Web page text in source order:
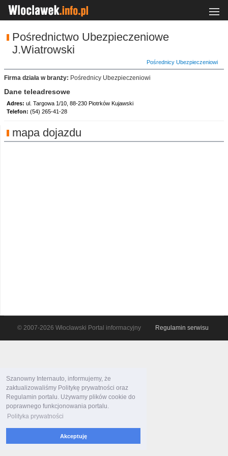
Szanowny Internauto, informujemy, że
zaktualizowaliśmy Politykę prywatności oraz
Regulamin portalu. Używamy plików cookie do
poprawnego funkcjonowania portalu.
Polityka prywatności
Akceptuję
Pośrednictwo Ubezpieczeniowe
J.Wiatrowski
Pośrednicy Ubezpieczeniowi
Firma działa w branży: Pośrednicy Ubezpieczeniowi
Dane teleadresowe
Adres: ul. Targowa 1/10, 88-230 Piotrków Kujawski
Telefon: (54) 265-41-28
mapa dojazdu
© 2007-2026 Włocławski Portal informacyjny Regulamin serwisu